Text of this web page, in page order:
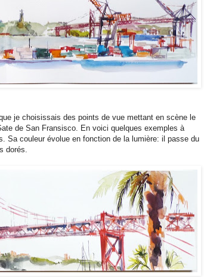
je choisissais des points de vue mettant en scène le
de San Fransisco. En voici quelques exemples à
Sa couleur évolue en fonction de la lumière: il passe du
dorés.